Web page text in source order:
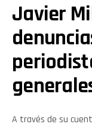
Javier
A través de su